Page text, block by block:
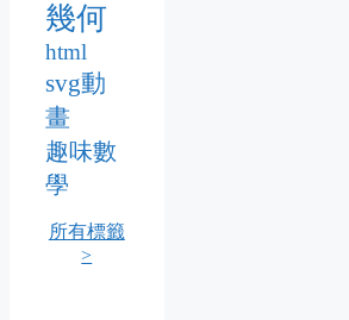
幾何
html
svg動
畫
趣味數
學
所有標籤
>